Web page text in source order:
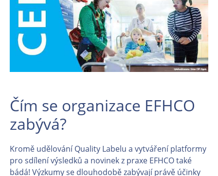
Čím se organizace EFHCO
zabývá?
Kromě udělování Quality Labelu a vytváření platformy
pro sdílení výsledků a novinek z praxe EFHCO také
bádá! Výzkumy se dlouhodobě zabývají právě účinky